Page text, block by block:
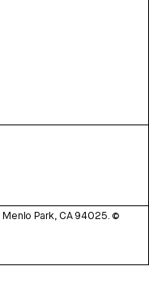
Park, CA 94025. ©